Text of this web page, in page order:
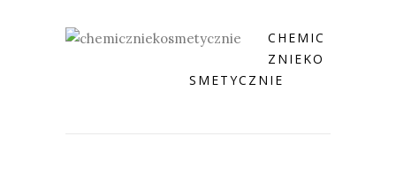
CHEMIC
ZNIEKO
SMETYCZNIE